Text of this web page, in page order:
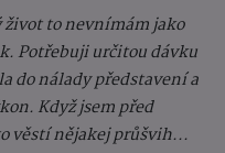
život to nevnímám jako
Potřebuji určitou dávku
do nálady představení a
Když jsem před
věstí nějakej průšvih...